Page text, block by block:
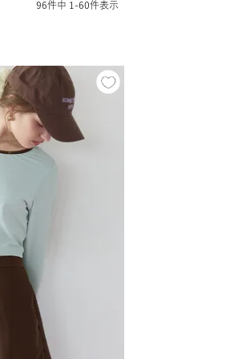
96件中 1 -60件表示